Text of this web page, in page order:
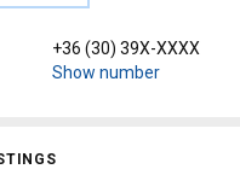
+36 (30) 39X-XXXX
Show number